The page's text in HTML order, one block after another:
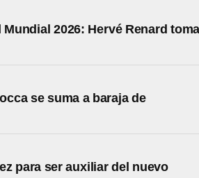
2026: Hervé Renard
se suma a baraja de
para ser auxiliar del nuevo